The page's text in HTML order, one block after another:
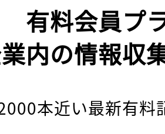
有料会員プ
内の情報収
本近い最新有料